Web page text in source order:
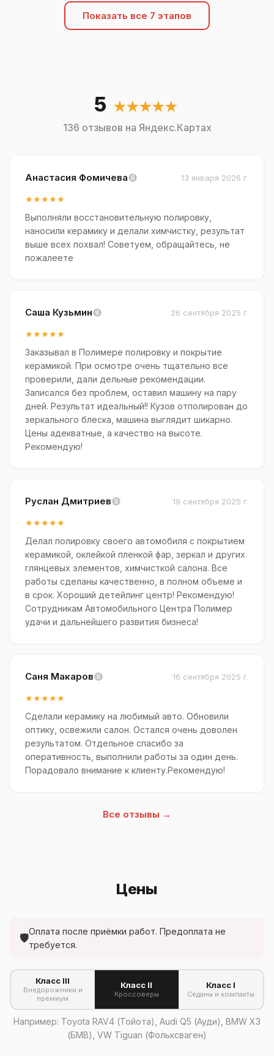
Показать все 7 этапов
5 ★★★★★
136 отзывов на Яндекс.Картах
Анастасия Фомичева 13 января 2026 г.
★★★★★
Выполняли восстановительную полировку,
наносили керамику и делали химчистку, результат
выше всех похвал! Советуем, обращайтесь, не
пожалеете
Саша Кузьмин 26 сентября 2025 г.
★★★★★
Заказывал в Полимере полировку и покрытие
керамикой. При осмотре очень тщательно все
проверили, дали дельные рекомендации.
Записался без проблем, оставил машину на пару
дней. Результат идеальный!! Кузов отполирован до
зеркального блеска, машина выглядит шикарно.
Цены адекватные, а качество на высоте.
Рекомендую!
Руслан Дмитриев 19 сентября 2025 г.
★★★★★
Делал полировку своего автомобиля с покрытием
керамикой, оклейкой пленкой фар, зеркал и других
глянцевых элементов, химчисткой салона. Все
работы сделаны качественно, в полном объеме и
в срок. Хороший детейлинг центр! Рекомендую!
Сотрудникам Автомобильного Центра Полимер
удачи и дальнейшего развития бизнеса!
Саня Макаров 16 сентября 2025 г.
★★★★★
Сделали керамику на любимый авто. Обновили
оптику, освежили салон. Остался очень доволен
результатом. Отдельное спасибо за
оперативность, выполнили работы за один день.
Порадовало внимание к клиенту.Рекомендую!
Все отзывы →
Цены
🛡
Оплата после приёмки работ. Предоплата не
требуется.
Класс III
Внедорожники и
премиум
Класс II
Кроссоверы
Класс I
Седаны и компакты
Например: Toyota RAV4 (Тойота), Audi Q5 (Ауди), BMW X3
(БМВ), VW Tiguan (Фольксваген)